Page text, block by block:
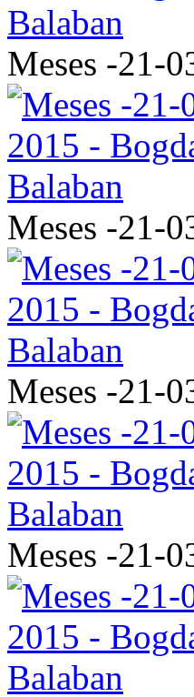
Meses -21-
Meses -21-
Meses -21-
Meses -21-